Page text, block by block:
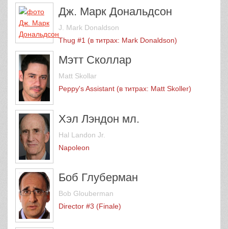
Дж. Марк Дональдсон
J. Mark Donaldson
Thug #1 (в титрах: Mark Donaldson)
Мэтт Сколлар
Matt Skollar
Peppy's Assistant (в титрах: Matt Skoller)
Хэл Лэндон мл.
Hal Landon Jr.
Napoleon
Боб Глуберман
Bob Glouberman
Director #3 (Finale)